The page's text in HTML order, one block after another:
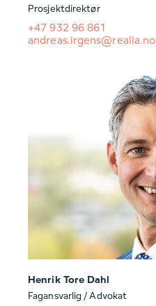
Prosjektdirektør
+47 932 96 861
andreas.irgens@realia.no
Henrik Tore Dahl
Fagansvarlig / Advokat